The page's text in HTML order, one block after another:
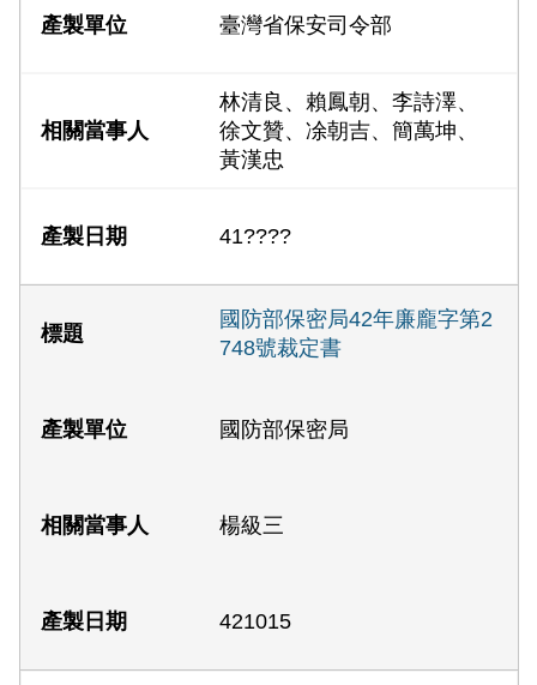
臺灣省保安司令部
林清良、賴鳳朝、李詩澤、
徐文贊、凃朝吉、簡萬坤、
黃漢忠
41????
國防部保密局42年廉龐字第2
748號裁定書
國防部保密局
楊級三
421015